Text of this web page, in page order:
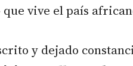
que vive el país
y dejado